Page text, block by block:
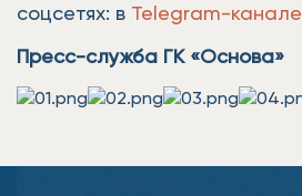
соцсетях: в Telegram-канале
Пресс-служба ГК «Основа»